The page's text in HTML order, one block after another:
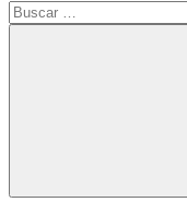
Buscar: